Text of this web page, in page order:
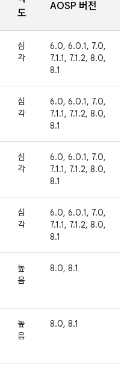
도
AOSP 버전
심
각
6.0, 6.0.1, 7.0,
7.1.1, 7.1.2, 8.0,
8.1
심
각
6.0, 6.0.1, 7.0,
7.1.1, 7.1.2, 8.0,
8.1
심
각
6.0, 6.0.1, 7.0,
7.1.1, 7.1.2, 8.0,
8.1
심
각
6.0, 6.0.1, 7.0,
7.1.1, 7.1.2, 8.0,
8.1
높
음
8.0, 8.1
높
음
8.0, 8.1